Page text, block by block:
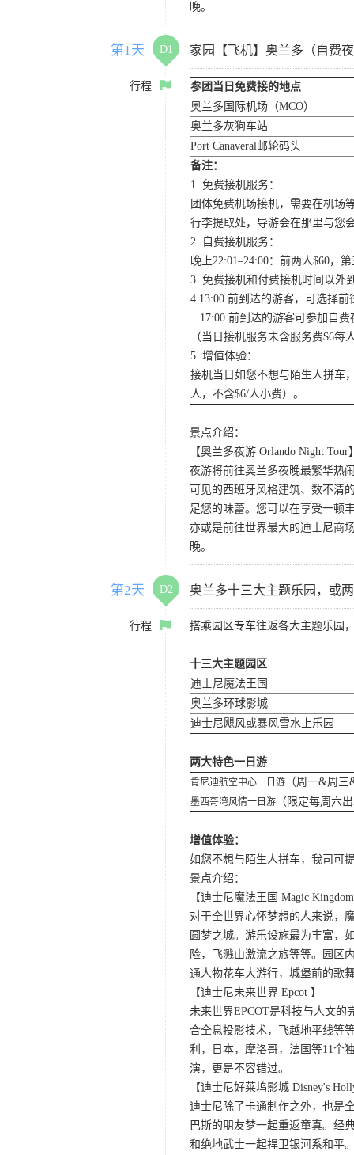
晚。
第1天 D1 家园【飞机】奥兰多（自费
行程
参团当日免费接的地点
奥兰多国际机场（MCO）
奥兰多灰狗车站
Port Canaveral邮轮码头
备注：
1. 免费接机服务：
团体免费机场接机，需要在机场
行李提取处，导游会在那里与您
2. 自费接机服务：
晚上22:01–24:00：前两人$60，
3. 免费接机和付费接机时间以外
4.13:00 前到达的游客，可选择
17:00 前到达的游客可参加自
（当日接机服务未含服务费$6每
5. 增值体验：
接机当日如您不想与陌生人拼车
人，不含$6/人小费）。
景点介绍：
【奥兰多夜游 Orlando Night Tour
夜游将前往奥兰多夜晚最繁华热
可见的西班牙风格建筑、数不清
足您的味蕾。您可以在享受一顿
亦或是前往世界最大的迪士尼商
晚。
第2天 D2 奥兰多十三大主题乐园，或
行程 搭乘园区专车往返各大主题乐园
十三大主题园区
迪士尼魔法王国
奥兰多环球影城
迪士尼飓风或暴风雪水上乐园
两大特色一日游
肯尼迪航空中心一日游 （周一&周
墨西哥湾风情一日游 （限定每周六
增值体验：
如您不想与陌生人拼车，我司可
景点介绍：
【迪士尼魔法王国 Magic
对于全世界心怀梦想的人来说，
圆梦之城。游乐设施最为丰富，
险，飞溅山激流之旅等等。园区
通人物花车大游行，城堡前的歌
【迪士尼未来世界 Epcot 】
未来世界EPCOT是科技与人文
合全息投影技术，飞越地平线等
利，日本，摩洛哥，法国等11个
演，更是不容错过。
【迪士尼好莱坞影城 Disney's
迪士尼除了卡通制作之外，也是
巴斯的朋友梦一起重返童真。经
和绝地武士一起捍卫银河系和平